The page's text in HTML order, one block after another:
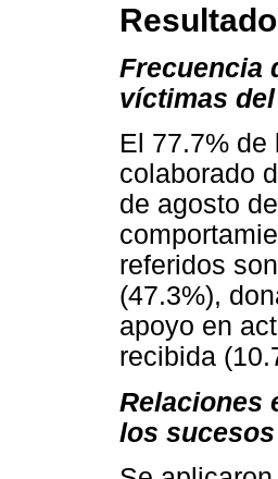
Frecuencia
víctimas
El 77.7% de
colaborado
de agosto
referidos
(47.3%),
apoyo en
recibida
Relaciones
los